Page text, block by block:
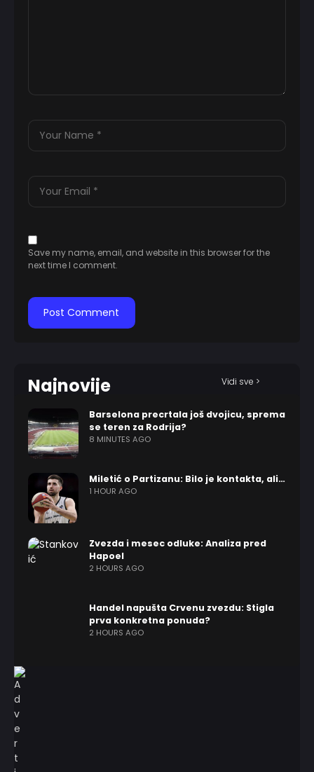
Save my name, email, and website in this browser for the
next time I comment.
Najnovije Vidi sve >
Barselona precrtala još dvojicu, sprema
se teren za Rodrija?
8 MINUTES AGO
Miletić o Partizanu: Bilo je kontakta, ali…
1 HOUR AGO
Zvezda i mesec odluke: Analiza pred
Hapoel
2 HOURS AGO
Handel napušta Crvenu zvezdu: Stigla
prva konkretna ponuda?
2 HOURS AGO